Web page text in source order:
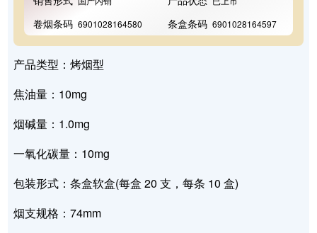
卷烟条码 6901028164580 条盒条码 6901028164597
产品类型：烤烟型
焦油量：10mg
烟碱量：1.0mg
一氧化碳量：10mg
包装形式：条盒软盒(每盒 20 支，每条 10 盒)
烟支规格：74mm